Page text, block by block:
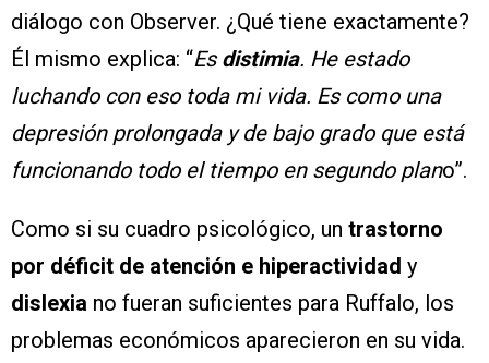
diálogo con Observer. ¿Qué tiene exactamente?
Él mismo explica: “Esdistimia. He estado
luchando con eso toda mi vida. Es como una
depresión prolongada y de bajo grado que está
funcionando todo el tiempo en segundo plano”.
Como si su cuadro psicológico, un trastorno
por déficit de atención e hiperactividad y
dislexia no fueran suficientes para Ruffalo, los
problemas económicos aparecieron en su vida.